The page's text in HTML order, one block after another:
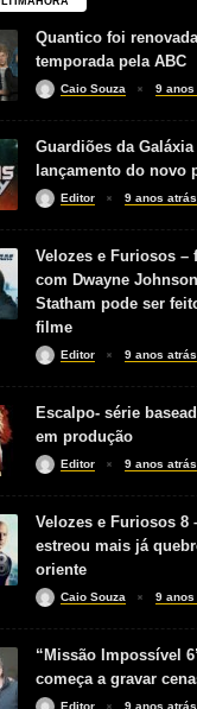
Quantico foi
temporada pela ABC
Caio Souza 9 anos
Guardiões da
lançamento do novo
Editor 9 anos atrás
Velozes e Furiosos –
com Dwayne
Statham pode ser
filme
Editor 9 anos atrás
Escalpo- série
em produção
Editor 9 anos atrás
Velozes e Furiosos 8
estreou mais já
oriente
Caio Souza 9 anos
“Missão Impossível
começa a gravar
Editor 9 anos atrás